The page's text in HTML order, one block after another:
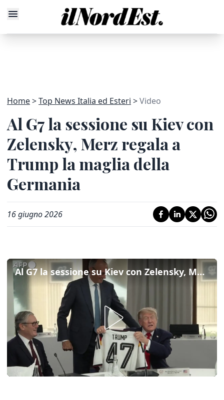
Home Top News Italia ed Esteri Video
Al G7 la sessione su Kiev con
Zelensky, Merz regala a
Trump la maglia della
Germania
16 giugno 2026
Al G7 la sessione su Kiev con Zelensky, Merz regala a Trump la maglia della Germania